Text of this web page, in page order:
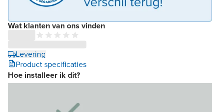
Wat klanten van ons vinden
Levering
Product specificaties
Hoe installeer ik dit?